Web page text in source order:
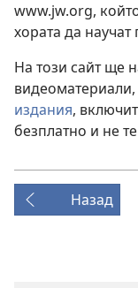
www.jw.org,
хората да
На този сайт ще
издания,
безплатно и не
Назад